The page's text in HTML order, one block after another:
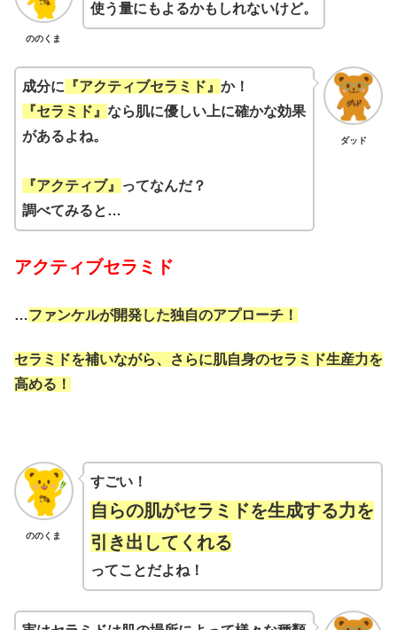
ののくま
使う量にもよるかもしれないけど。
ダッド
成分に 『アクティブセラミド』 か！
『セラミド』 なら肌に優しい上に確かな効果
があるよね。
『アクティブ』
ってなんだ？
調べてみると…
アクティブセラミド
…ファンケルが開発した独自のアプローチ！
セラミドを補いながら、
さらに肌自身のセラミド生産力を
高める！
ののくま
すごい！
自らの肌がセラミドを生成する力を
引き出してくれる
ってことだよね！